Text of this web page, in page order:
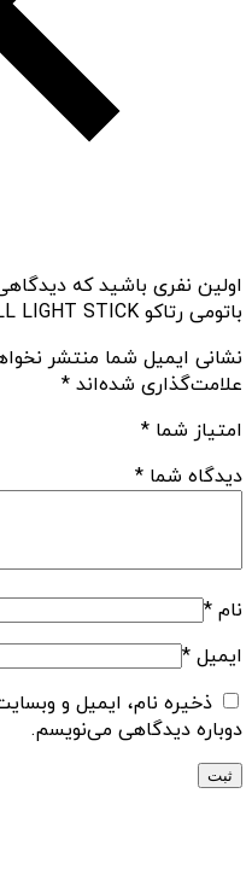
اولین نفری باشید که
باتومی رتاکو RTAKO AR-GTB-SL60S FILL LIGHT STICK”
نشانی ایمیل شما منتشر
علامت‌گذاری شده‌اند *
امتیاز شما *
دیدگاه شما *
نام *
ایمیل *
ذخیره نام، ایمیل و
دوباره دیدگاهی می‌نویسم.